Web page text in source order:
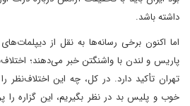
داشته باشد.
اما اکنون برخی رسانه‌ها به نقل از
پاریس و لندن با واشنگتن خبر می‌دهند؛
تهران تأکید دارد. در کل، چه این
خوب و پلیس بد در نظر بگیریم، این گزاره را